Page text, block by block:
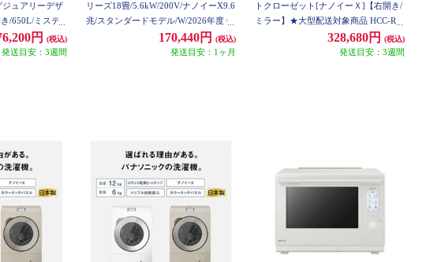
ュアリーデザ
/650L/ミステ
大型配送対象商
円 (税込)
発送目安：3週間
リーズ18畳/5.6kW/200V/ナノイーX9.6
兆/スタンダードモデル/W/2026年度 C
170,440円 (税込)
発送目安：1ヶ月
トクローゼット[ナノイーＸ]【右開き/
ミラー】★大型配送対象商品 HCC-R6
328,680円 (税込)
発送目安：3週間